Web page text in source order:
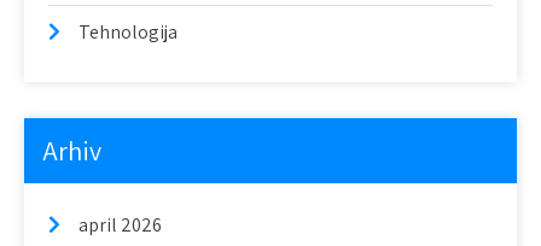
Tehnologija
Arhiv
april 2026